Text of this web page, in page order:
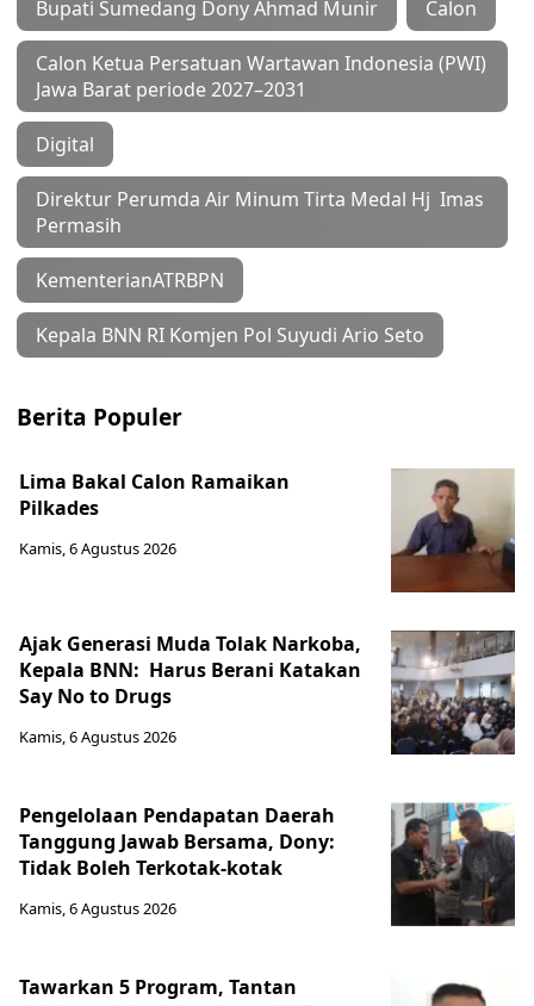
Bupati Sumedang Dony Ahmad Munir Calon
Calon Ketua Persatuan Wartawan Indonesia (PWI)
Jawa Barat periode 2027–2031
Digital
Direktur Perumda Air Minum Tirta Medal Hj Imas
Permasih
KementerianATRBPN
Kepala BNN RI Komjen Pol Suyudi Ario Seto
Berita Populer
Lima Bakal Calon Ramaikan
Pilkades
Kamis, 6 Agustus 2026
Ajak Generasi Muda Tolak Narkoba,
Kepala BNN: Harus Berani Katakan
Say No to Drugs
Kamis, 6 Agustus 2026
Pengelolaan Pendapatan Daerah
Tanggung Jawab Bersama, Dony:
Tidak Boleh Terkotak-kotak
Kamis, 6 Agustus 2026
Tawarkan 5 Program, Tantan